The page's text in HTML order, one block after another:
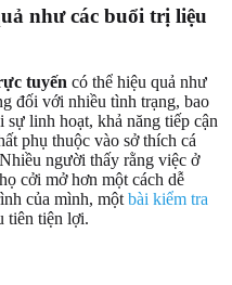
như các buổi trị liệu
tuyến có thể hiệu quả như
đối với nhiều tình trạng, bao
sự linh hoạt, khả năng tiếp cận
phụ thuộc vào sở thích cá
người thấy rằng việc ở
cởi mở hơn một cách dễ
của mình, một bài kiểm tra
tiên tiện lợi.